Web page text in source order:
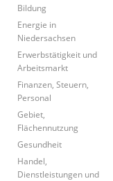
Bildung
Energie in
Niedersachsen
Erwerbstätigkeit und
Arbeitsmarkt
Finanzen, Steuern,
Personal
Gebiet,
Flächennutzung
Gesundheit
Handel,
Dienstleistungen und